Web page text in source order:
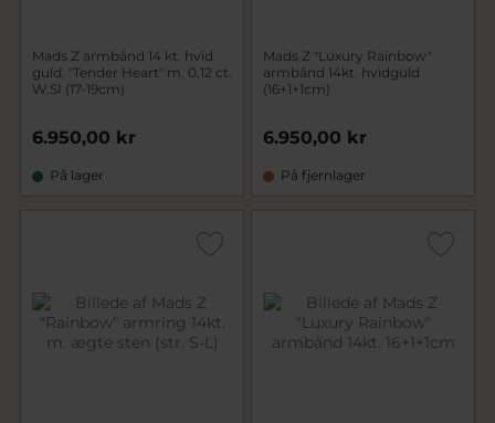
Mads Z armbånd 14 kt. hvid
guld. "Tender Heart" m. 0,12 ct.
W.SI (17-19cm)
6.950,00 kr
På lager
Mads Z "Luxury Rainbow"
armbånd 14kt. hvidguld
(16+1+1cm)
6.950,00 kr
På fjernlager